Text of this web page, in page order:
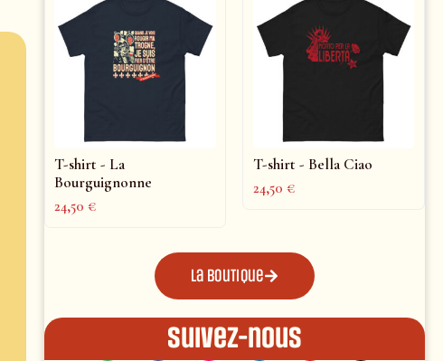
T-shirt - La
Bourguignonne
24,50€
T-shirt - Bella Ciao
24,50€
La boutique
Suivez-nous